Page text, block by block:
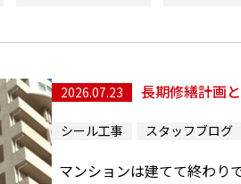
2026.07.23 長期修繕計画
シール工事 スタッフブログ
マンションは建てて終わり